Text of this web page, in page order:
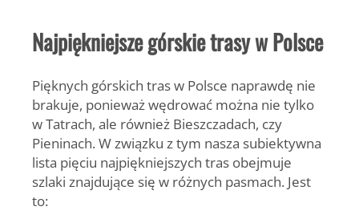
Najpiękniejsze górskie trasy w Polsce
Pięknych górskich tras w Polsce naprawdę nie
brakuje, ponieważ wędrować można nie tylko
w Tatrach, ale również Bieszczadach, czy
Pieninach. W związku z tym nasza subiektywna
lista pięciu najpiękniejszych tras obejmuje
szlaki znajdujące się w różnych pasmach. Jest
to: